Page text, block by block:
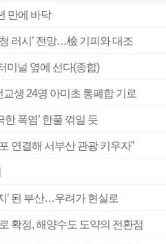
만에 바닥
러시’ 전망…檢 기피와 대조
미널 옆에 선다(종합)
생 24명 아미초 통폐합 기로
폭염’ 한풀 꺾일 듯
연결해 서부산 관광 키우자”
’ 된 부산…우려가 현실로
확정, 해양수도 도약의 전환점